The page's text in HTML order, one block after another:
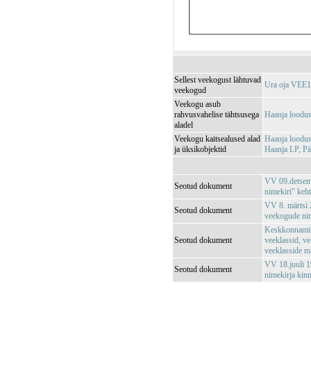
Sellest veekogust lähtuvad
veekogud
Ura oja
Veekogu asub
rahvusvahelise tähtsusega
aladel
Haanja
Veekogu kaitsealused alad
ja üksikobjektid
Haanja
Haanja LP,
Seotud dokument
VV
nimekiri"
Seotud dokument
VV 8. märtsi
veekogude
Seotud dokument
veeklassid,
veeklasside
Seotud dokument
VV 18.juuli
nimekirja